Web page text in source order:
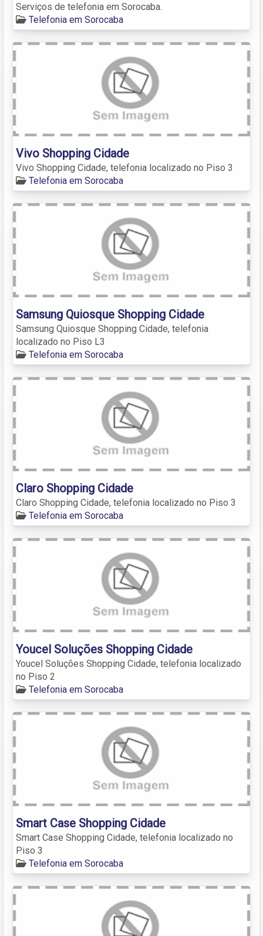
Serviços de telefonia em Sorocaba.
Telefonia em Sorocaba
Vivo Shopping Cidade
Vivo Shopping Cidade, telefonia localizado no Piso 3
Telefonia em Sorocaba
Samsung Quiosque Shopping Cidade
Samsung Quiosque Shopping Cidade, telefonia
localizado no Piso L3
Telefonia em Sorocaba
Claro Shopping Cidade
Claro Shopping Cidade, telefonia localizado no Piso 3
Telefonia em Sorocaba
Youcel Soluções Shopping Cidade
Youcel Soluções Shopping Cidade, telefonia localizado
no Piso 2
Telefonia em Sorocaba
Smart Case Shopping Cidade
Smart Case Shopping Cidade, telefonia localizado no
Piso 3
Telefonia em Sorocaba